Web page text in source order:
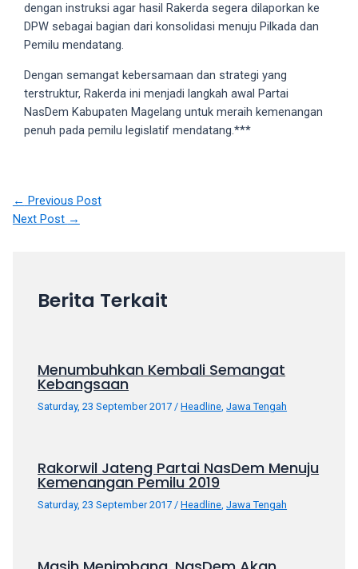
ass,
blonde,
brunette,
etc.
You
also
transsexual
porn
corresponding
sections
website.
Watching
dengan instruksi agar hasil Rakerda segera dilaporkan ke
DPW sebagai bagian dari konsolidasi menuju Pilkada dan
Pemilu mendatang.
Dengan semangat kebersamaan dan strategi yang
terstruktur, Rakerda ini menjadi langkah awal Partai
NasDem Kabupaten Magelang untuk meraih kemenangan
penuh pada pemilu legislatif mendatang.***
Post
navigation
← Previous Post
Next Post →
Berita Terkait
Menumbuhkan Kembali Semangat
Kebangsaan
Saturday, 23 September 2017/Headline,Jawa Tengah
Rakorwil Jateng Partai NasDem Menuju
Kemenangan Pemilu 2019
Saturday, 23 September 2017/Headline,Jawa Tengah